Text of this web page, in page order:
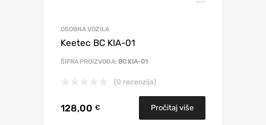
OSOBNA VOZILA
Keetec BC KIA-01
ŠIFRA PROIZVODA: BC KIA-01
(0 recenzija)
128,00 € Pročitaj više